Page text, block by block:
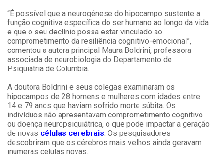
“É possível que a neurogênese do hipocampo sustente a
função cognitiva específica do ser humano ao longo da vida
e que o seu declínio possa estar vinculado ao
comprometimento da resiliência cognitivo-emocional”,
comentou a autora principal Maura Boldrini, professora
associada de neurobiologia do Departamento de
Psiquiatria de Columbia.
A doutora Boldrini e seus colegas examinaram os
hipocampos de 28 homens e mulheres com idades entre
14 e 79 anos que haviam sofrido morte súbita. Os
indivíduos não apresentavam comprometimento cognitivo
ou doença neuropsiquiátrica, o que pode impactar a geração
de novas células cerebrais. Os pesquisadores
descobriram que os cérebros mais velhos ainda geravam
inúmeras células novas.